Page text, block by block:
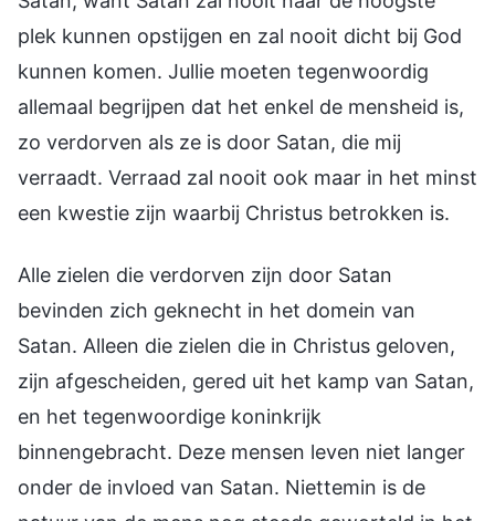
plek kunnen opstijgen en zal nooit dicht bij God
kunnen komen. Jullie moeten tegenwoordig
allemaal begrijpen dat het enkel de mensheid is,
zo verdorven als ze is door Satan, die mij
verraadt. Verraad zal nooit ook maar in het minst
een kwestie zijn waarbij Christus betrokken is.
Alle zielen die verdorven zijn door Satan
bevinden zich geknecht in het domein van
Satan. Alleen die zielen die in Christus geloven,
zijn afgescheiden, gered uit het kamp van Satan,
en het tegenwoordige koninkrijk
binnengebracht. Deze mensen leven niet langer
onder de invloed van Satan. Niettemin is de